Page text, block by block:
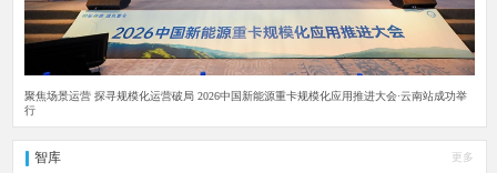
聚焦场景运营 探寻规模化运营破局 2026中国新能源重卡规模化应用推进大会·云南站成功举
行
智库 更多